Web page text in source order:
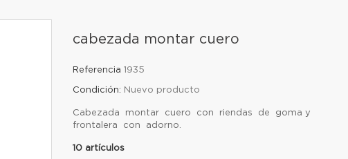
cabezada montar cuero
Referencia 1935
Condición: Nuevo producto
Cabezada montar cuero con riendas de goma y
frontalera con adorno.
10 artículos